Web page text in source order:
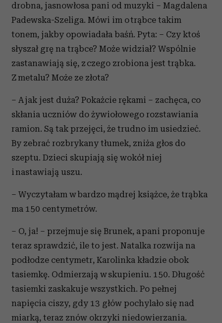
drobna, jasnowłosa pani od muzyki – Magdalena
Padewska-Szeliga. Mówi im o trąbce takim
tonem, jakby opowiadała baśń. Pyta: – Czy ktoś
słyszał grę na trąbce? Może widział? Wspólnie
zastanawiają się, z czego zrobiona jest trąbka.
Z metalu? Może ze złota?
– A jak jest duża? Pokażcie rękami – zachęca, co
skłania uczniów do żywiołowego rozstawiania
ramion. Są tak przejęci, że trudno im usiedzieć.
By zebrać rozbrykany tłumek, zniża głos do
szeptu. Dzieci skupiają się wokół niej
i nastawiają uszu.
– Wyczytałam w bardzo mądrej książce, że trąbka
ma 150 centymetrów.
– O, ja! – przejmuje się Brunek, a pani proponuje
teraz sprawdzić, ile to jest. Natalka rozwija na
podłodze centymetr, Karolinka kładzie obok
tasiemkę. Odmierzają w skupieniu. 150. Długość
tasiemki zaskakuje wszystkich. Po pełnej
napięcia ciszy, gdy 13 głów pochylało się nad
miarką, teraz znów okrzyki niedowierzania.